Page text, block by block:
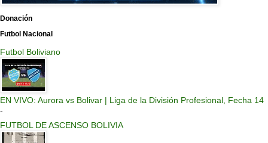
Donación
Futbol Nacional
Futbol Boliviano
EN VIVO: Aurora vs Bolivar | Liga de la División Profesional, Fecha 14
-
FUTBOL DE ASCENSO BOLIVIA